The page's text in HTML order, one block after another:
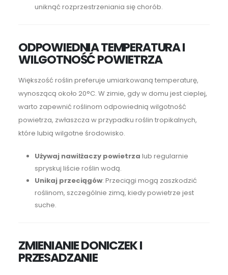
uniknąć rozprzestrzeniania się chorób.
ODPOWIEDNIA TEMPERATURA I
WILGOTNOŚĆ POWIETRZA
Większość roślin preferuje umiarkowaną temperaturę,
wynoszącą około 20°C. W zimie, gdy w domu jest cieplej,
warto zapewnić roślinom odpowiednią wilgotność
powietrza, zwłaszcza w przypadku roślin tropikalnych,
które lubią wilgotne środowisko.
Używaj nawilżaczy powietrza lub regularnie
spryskuj liście roślin wodą.
Unikaj przeciągów: Przeciągi mogą zaszkodzić
roślinom, szczególnie zimą, kiedy powietrze jest
suche.
ZMIENIANIE DONICZEK I
PRZESADZANIE